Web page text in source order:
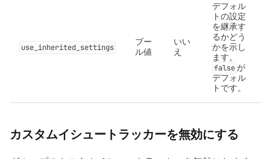
use_inherited_settings
ブー
ル値
いい
え
デフォル
トの設定
を継承す
るかどう
かを示し
ます。
falseが
デフォル
トです。
カスタムイシュートラッカーを無効にする